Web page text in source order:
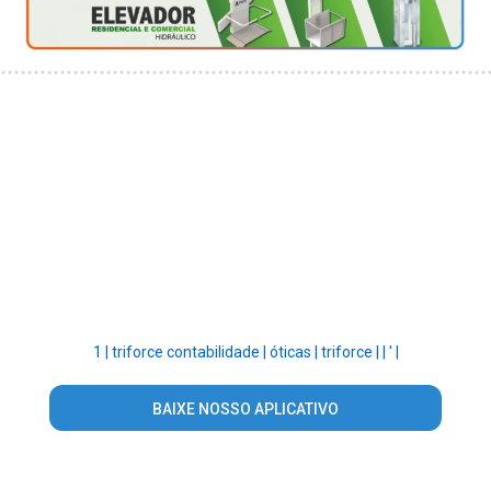
1 | triforce contabilidade | óticas | triforce | ' |
BAIXE NOSSO APLICATIVO